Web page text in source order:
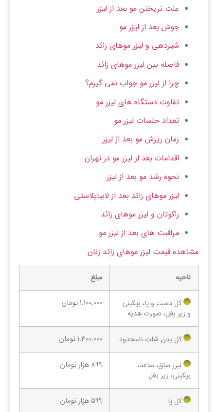
علت نریختن مو بعد از لیزر
جوش بعد از لیزر مو
شیردهی و لیزر موهای زائد
فاصله بین لیزر موهای زائد
چرا از لیزر مو جواب نمی گیرم؟
تفاوت دستگاه های لیزر مو
تعداد جلسات لیزر مو
زمان ریزش مو بعد از لیزر
اقدامات بعد از لیزر مو در تهران
نحوه رشد مو بعد از لیزر
لیزر موهای زائد بعد از لابیاپلاستی
راکوتان و لیزر موهای زائد
مراقبت های بعد از لیزر مو
مشاهده قیمت لیزر موهای زائد زنان
ناحیه مبلغ
کل دست و پا، بیکینی
و زیر بغل، صورت هدیه
1.100.000 تومان
کل بدن شات نامحدود 1.300.000 تومان
لیزر ساق، ساعد،
بیکینی، زیر بغل
899 هزار تومان
کل پا 599 هزار تومان